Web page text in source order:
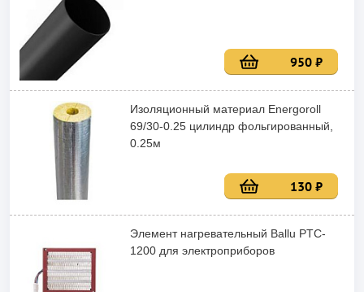
950 ₽
Изоляционный материал Energoroll
69/30-0.25 цилиндр фольгированный,
0.25м
130 ₽
Элемент нагревательный Ballu PTC-
1200 для электроприборов